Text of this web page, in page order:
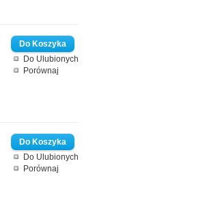
Do Ulubionych
Porównaj
Do Ulubionych
Porównaj